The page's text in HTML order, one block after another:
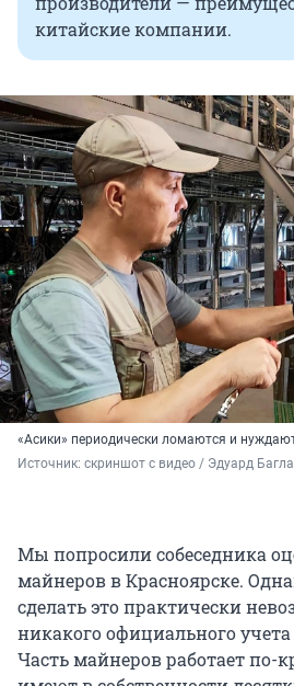
китайские компании.
«Асики» периодически ломаются и
Источник: скриншот с видео / Эдуард
Мы попросили собеседника
майнеров в Красноярске.
сделать это практически
никакого официального учета
Часть майнеров работает по-